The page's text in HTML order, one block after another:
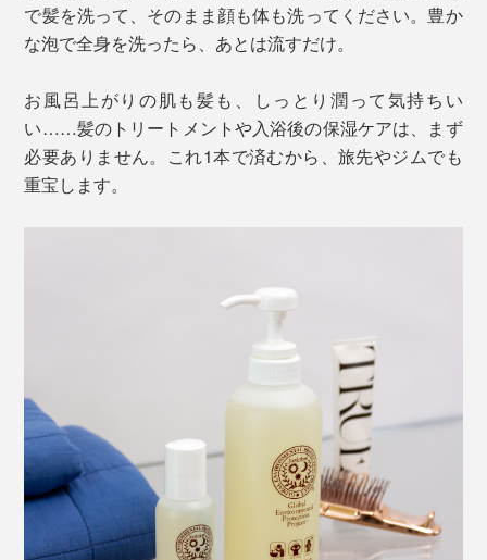
で髪を洗って、そのまま顔も体も洗ってください。豊か
な泡で全身を洗ったら、あとは流すだけ。
お風呂上がりの肌も髪も、しっとり潤って気持ちい
い……髪のトリートメントや入浴後の保湿ケアは、まず
必要ありません。これ1本で済むから、旅先やジムでも
重宝します。